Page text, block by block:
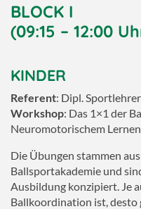
BLOCK I
(09:15 – 12:00
KINDER
Referent: Dipl.
Workshop: Das 1×1 der
Neuromotorischem Lernen
Die Übungen stammen
Ballsportakademie und
Ausbildung konzipiert. Je
Ballkoordination ist,